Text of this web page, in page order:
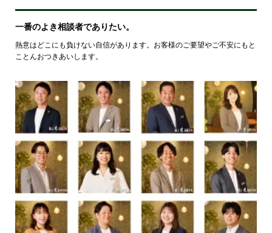
一番のよき相談者でありたい。
熱意はどこにも負けない自信があります。お客様のご要望やご不安にもと
ことんおつきあいします。